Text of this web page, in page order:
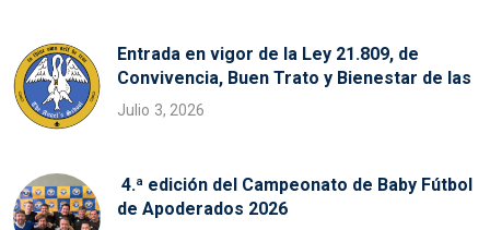
Entrada en vigor de la Ley 21.809, de
Convivencia, Buen Trato y Bienestar de las
Julio 3, 2026
4.ª edición del Campeonato de Baby Fútbol
de Apoderados 2026